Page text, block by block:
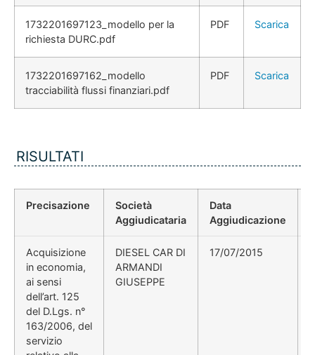
1732201697123_modello per la
richiesta DURC.pdf
PDF Scarica
1732201697162_modello
tracciabilità flussi finanziari.pdf
PDF Scarica
RISULTATI
Precisazione
Società
Aggiudicataria
Data
Aggiudicazione
Acquisizione
in economia,
ai sensi
dell’art. 125
del D.Lgs. n°
163/2006, del
servizio
DIESEL CAR DI
ARMANDI
GIUSEPPE
17/07/2015